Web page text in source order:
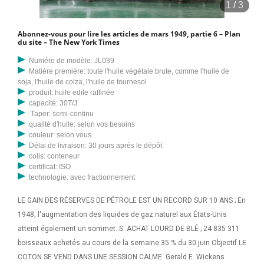
1 /3
Abonnez-vous pour lire les articles de mars 1949, partie 6 – Plan
du site – The New York Times
Numéro de modèle: JL039
Matière première: toute l'huile végétale brute, comme l'huile de
soja, l'huile de colza, l'huile de tournesol
produit: huile edile raffinée
capacité: 30T/J
Taper: semi-continu
qualité d'huile: selon vos besoins
couleur: selon vous
Délai de livraison: 30 jours après le dépôt
colis: conteneur
certificat: ISO
technologie: avec fractionnement
LE GAIN DES RÉSERVES DE PÉTROLE EST UN RECORD SUR 10 ANS ; En
1948, l'augmentation des liquides de gaz naturel aux États-Unis
atteint également un sommet. S. ACHAT LOURD DE BLÉ ; 24 835 311
boisseaux achetés au cours de la semaine 35 % du 30 juin Objectif LE
COTON SE VEND DANS UNE SESSION CALME. Gerald E. Wickens